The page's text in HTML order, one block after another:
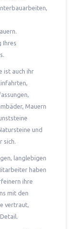
Ihres
ist auch ihr
Mauern
und
sich.
langlebigen
haben
ihre
mit den
vertraut,